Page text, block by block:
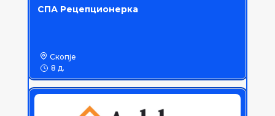
СПА Рецепционерка
Скопје
8 д.